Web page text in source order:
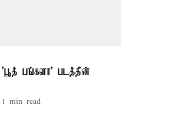
பங்களா' படத்தின்
1 min read